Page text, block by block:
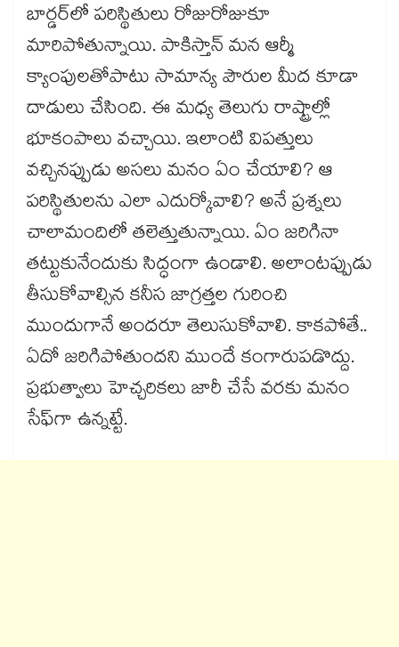
బార్డర్‌‌లో పరిస్థితులు రోజురోజుకూ
మారిపోతున్నాయి. పాకిస్తాన్​ మన ఆర్మీ
క్యాంపులతోపాటు సామాన్య పౌరుల మీద కూడా
దాడులు చేసింది. ఈ మధ్య తెలుగు రాష్ట్రాల్లో
భూకంపాలు వచ్చాయి. ఇలాంటి విపత్తులు
వచ్చినప్పుడు అసలు మనం ఏం చేయాలి? ఆ
పరిస్థితులను ఎలా ఎదుర్కోవాలి? అనే ప్రశ్నలు
చాలామందిలో తలెత్తుతున్నాయి. ఏం జరిగినా
తట్టుకునేందుకు సిద్ధంగా ఉండాలి. అలాంటప్పుడు
తీసుకోవాల్సిన కనీస జాగ్రత్తల గురించి
ముందుగానే అందరూ తెలుసుకోవాలి. కాకపోతే..
ఏదో జరిగిపోతుందని ముందే కంగారుపడొద్దు.
ప్రభుత్వాలు హెచ్చరికలు జారీ చేసే వరకు మనం
సేఫ్​గా ఉన్నట్టే.